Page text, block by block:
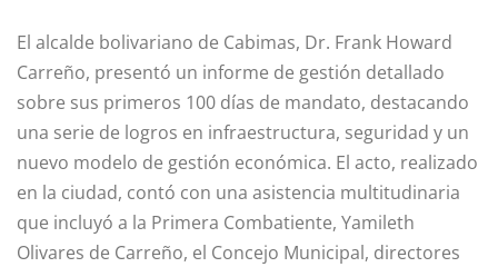
El alcalde bolivariano de Cabimas, Dr. Frank Howard
Carreño, presentó un informe de gestión detallado
sobre sus primeros 100 días de mandato, destacando
una serie de logros en infraestructura, seguridad y un
nuevo modelo de gestión económica. El acto, realizado
en la ciudad, contó con una asistencia multitudinaria
que incluyó a la Primera Combatiente, Yamileth
Olivares de Carreño, el Concejo Municipal, directores